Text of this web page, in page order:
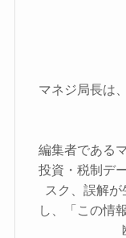
マネジ局長は
編集者である
投資・税制デ
スク、誤解
し、「この情